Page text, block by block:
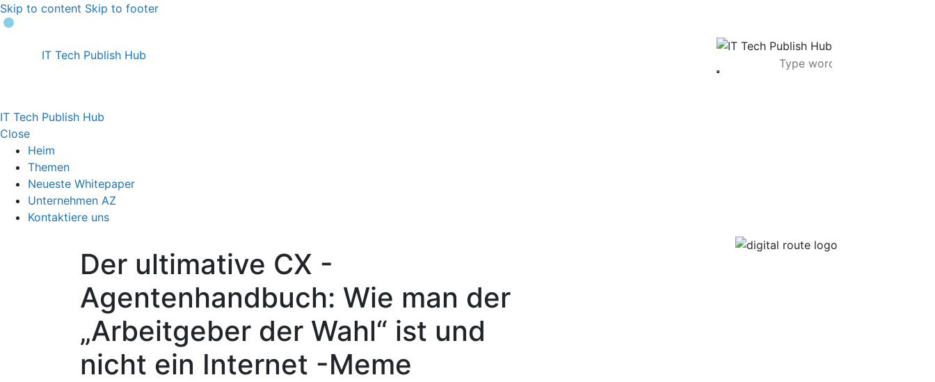
Skip to content Skip to footer
IT Tech Publish Hub
IT Tech Publish Hub
Close
Heim
Themen
Neueste Whitepaper
Unternehmen AZ
Kontaktiere uns
Der ultimative CX -
Agentenhandbuch: Wie man der
„Arbeitgeber der Wahl“ ist und
nicht ein Internet -Meme